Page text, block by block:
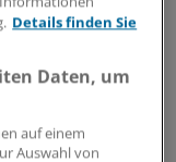
wir einige neue
Klassen in der
Wie gesagt,
I Diabetes wird
Details finden Sie
Daten, um
auf einem
Auswahl von